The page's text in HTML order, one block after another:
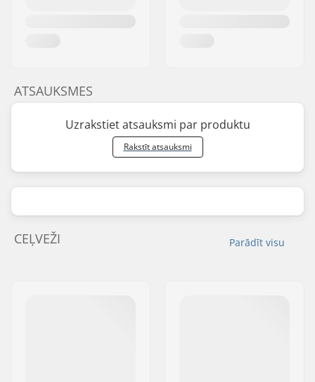
ATSAUKSMES
Uzrakstiet atsauksmi par produktu
Rakstīt atsauksmi
Parādīt visu
CEĻVEŽI